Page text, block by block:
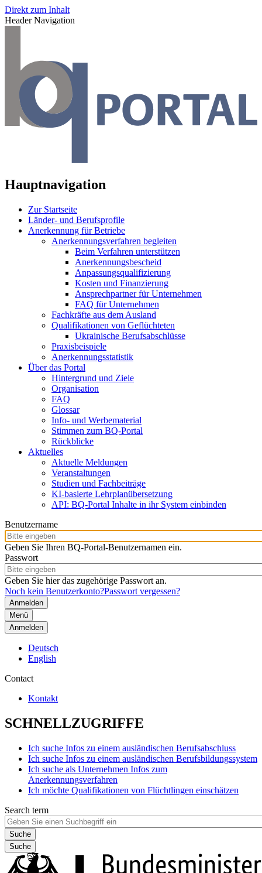
Direkt zum Inhalt
Header Navigation
Hauptnavigation
Zur Startseite
Länder- und Berufsprofile
Anerkennung für Betriebe
Anerkennungsverfahren begleiten
Beim Verfahren unterstützen
Anerkennungsbescheid
Anpassungsqualifizierung
Kosten und Finanzierung
Ansprechpartner für Unternehmen
FAQ für Unternehmen
Fachkräfte aus dem Ausland
Qualifikationen von Geflüchteten
Ukrainische Berufsabschlüsse
Praxisbeispiele
Anerkennungsstatistik
Über das Portal
Hintergrund und Ziele
Organisation
FAQ
Glossar
Info- und Werbematerial
Stimmen zum BQ-Portal
Rückblicke
Aktuelles
Aktuelle Meldungen
Veranstaltungen
Studien und Fachbeiträge
KI-basierte Lehrplanübersetzung
API: BQ-Portal Inhalte in ihr System einbinden
Benutzername
Geben Sie Ihren BQ-Portal-Benutzernamen ein.
Passwort
Geben Sie hier das zugehörige Passwort an.
Noch kein Benutzerkonto?Passwort vergessen?
Menü
Anmelden
Deutsch
English
Contact
Kontakt
SCHNELLZUGRIFFE
Ich suche Infos zu einem ausländischen Berufsabschluss
Ich suche Infos zu einem ausländischen Berufsbildungssystem
Ich suche als Unternehmen Infos zum
Anerkennungsverfahren
Ich möchte Qualifikationen von Flüchtlingen einschätzen
Search term
Suche